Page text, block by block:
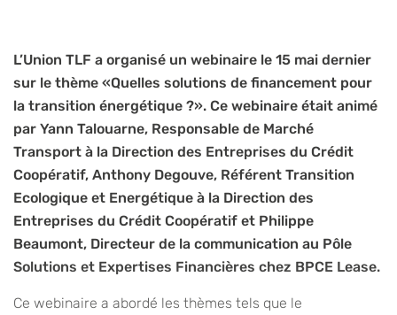
L’Union TLF a organisé un webinaire le 15 mai dernier
sur le thème «Quelles solutions de financement pour
la transition énergétique ?». Ce webinaire était animé
par Yann Talouarne, Responsable de Marché
Transport à la Direction des Entreprises du Crédit
Coopératif, Anthony Degouve, Référent Transition
Ecologique et Energétique à la Direction des
Entreprises du Crédit Coopératif et Philippe
Beaumont, Directeur de la communication au Pôle
Solutions et Expertises Financières chez BPCE Lease.
Ce webinaire a abordé les thèmes tels que le